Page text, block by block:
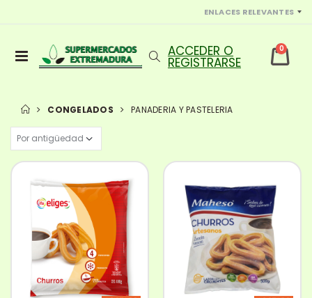
ENLACES RELEVANTES
0
CONGELADOS PANADERIA Y PASTELERIA